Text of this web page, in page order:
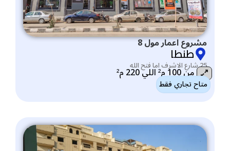
مشروع اعمار مول 8
طنطا
25 شارع الاشرف اما فتح الله من 100 م² اللي 220 م²
متاح تجاري فقط